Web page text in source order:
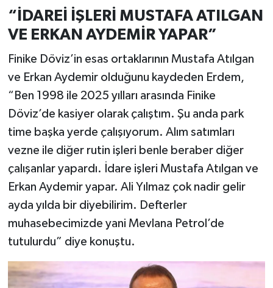
“İDAREİ İŞLERİ MUSTAFA ATILGAN
VE ERKAN AYDEMİR YAPAR”
Finike Döviz’in esas ortaklarının Mustafa Atılgan
ve Erkan Aydemir olduğunu kaydeden Erdem,
“Ben 1998 ile 2025 yılları arasında Finike
Döviz’de kasiyer olarak çalıştım. Şu anda park
time başka yerde çalışıyorum. Alım satımları
vezne ile diğer rutin işleri benle beraber diğer
çalışanlar yapardı. İdare işleri Mustafa Atılgan ve
Erkan Aydemir yapar. Ali Yılmaz çok nadir gelir
ayda yılda bir diyebilirim. Defterler
muhasebecimizde yani Mevlana Petrol’de
tutulurdu” diye konuştu.